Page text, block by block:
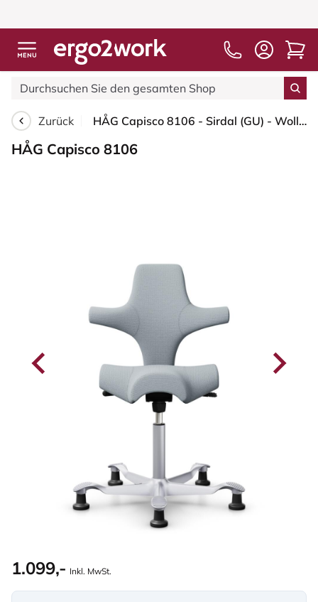
Zurück HÅG Capisco 8106 - Sirdal (GU) - Wolle - SRD120 Light grey - Silber - 200 mm (Sitzhöhe 46-64cm) - Bodengleiter
HÅG Capisco 8106
1.099,- Inkl. MwSt.